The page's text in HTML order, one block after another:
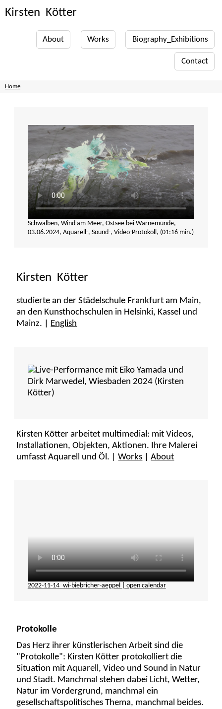
Kirsten Kötter
About Works Biography_Exhibitions
Contact
Home
Schwalben, Wind am Meer, Ostsee bei Warnemünde,
03.06.2024, Aquarell-, Sound-, Video-Protokoll, (01:16 min.)
Kirsten Kötter
studierte an der Städelschule Frankfurt am Main,
an den Kunsthochschulen in Helsinki, Kassel und
Mainz. | English
Kirsten Kötter arbeitet multimedial: mit Videos,
Installationen, Objekten, Aktionen. Ihre Malerei
umfasst Aquarell und Öl. |Works |About
2022-11-14_wi-biebricher-aeppel | open calendar
Protokolle
Das Herz ihrer künstlerischen Arbeit sind die
"Protokolle": Kirsten Kötter protokolliert die
Situation mit Aquarell, Video und Sound in Natur
und Stadt. Manchmal stehen dabei Licht, Wetter,
Natur im Vordergrund, manchmal ein
gesellschaftspolitisches Thema, manchmal beides.